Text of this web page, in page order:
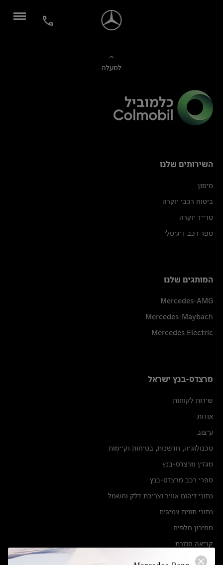
למעלה
השירותים שלנו
מימון
ביטוח רכבי יוקרה
טרייד יוקרה
ספר רכב דיגיטלי
המותגים שלנו
Mercedes-AMG
Mercedes-Maybach
Mercedes Electric
מרצדס-בנץ ישראל
שירות לקוחות
אודות
עיצוב
טכנולוגיה, חדשנות, בטיחות וקיימות
מגזין מרצדס-בנץ
ספרי רכב מרצדס-בנץ
נתוני זיהום אוויר וצריכת דלק וחשמל
נתוני תווית צמיגים
מחירון חלפים
קריאה חוזרת
הודעה על הטבות לרכבי מרצדס בהסדר פשרה בתצ 56447-02-19